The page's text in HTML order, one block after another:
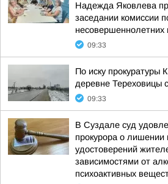
Надежда Яковлева
заседании комиссии
несовершеннолетних
09:33
По иску прокуратуры
деревне Тереховицы
09:33
В Суздале суд
прокурора о лишении
удостоверений
зависимостями от
психоактивных